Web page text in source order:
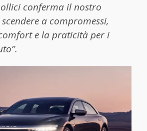
conferma il nostro
a compromessi,
e la praticità per i